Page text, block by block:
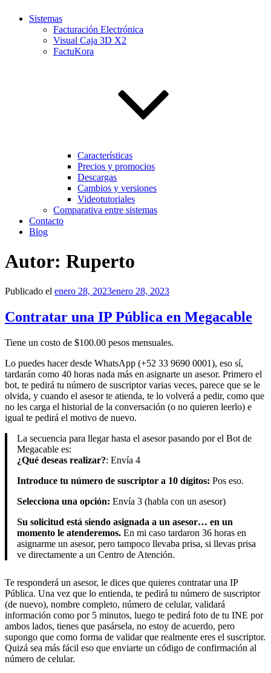
Sistemas
Facturación Electrónica
Visual Caja 3D X2
FactuKora
Características
Precios y promocios
Descargas
Cambios y versiones
Videotutoriales
Comparativa entre sistemas
Contacto
Blog
Autor: Ruperto
Publicado el enero 28, 2023enero 28, 2023
Contratar una IP Pública en Megacable
Tiene un costo de $100.00 pesos mensuales.
Lo puedes hacer desde WhatsApp (+52 33 9690 0001), eso sí,
tardarán como 40 horas nada más en asignarte un asesor. Primero el
bot, te pedirá tu número de suscriptor varias veces, parece que se le
olvida, y cuando el asesor te atienda, te lo volverá a pedir, como que
no les carga el historial de la conversación (o no quieren leerlo) e
igual te pedirá el motivo de nuevo.
La secuencia para llegar hasta el asesor pasando por el Bot de
Megacable es:
¿Qué deseas realizar?: Envía 4
Introduce tu número de suscriptor a 10 dígitos: Pos eso.
Selecciona una opción: Envía 3 (habla con un asesor)
Su solicitud está siendo asignada a un asesor… en un
momento le atenderemos. En mi caso tardaron 36 horas en
asignarme un asesor, pero tampoco llevaba prisa, si llevas prisa
ve directamente a un Centro de Atención.
Te responderá un asesor, le dices que quieres contratar una IP
Pública. Una vez que lo entienda, te pedirá tu número de suscriptor
(de nuevo), nombre completo, número de celular, validará
información como por 5 minutos, luego te pedirá foto de tu INE por
ambos lados, tienes que pasársela, no estoy de acuerdo, pero
supongo que como forma de validar que realmente eres el suscriptor.
Quizá sea más fácil eso que enviarte un código de confirmación al
número de celular.